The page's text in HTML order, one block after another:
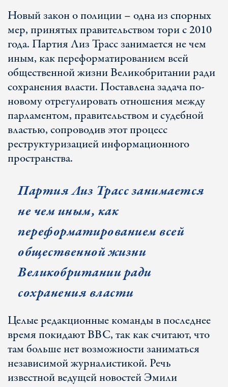
Новый закон о полиции – одна из спорных
мер, принятых правительством тори с 2010
года. Партия Лиз Трасс занимается не чем
иным, как переформатированием всей
общественной жизни Великобритании ради
сохранения власти. Поставлена задача по-
новому отрегулировать отношения между
парламентом, правительством и судебной
властью, сопроводив этот процесс
реструктуризацией информационного
пространства.
Партия Лиз Трасс занимается
не чем иным, как
переформатированием всей
общественной жизни
Великобритании ради
сохранения власти
Целые редакционные команды в последнее
время покидают BBC, так как считают, что
там больше нет возможности заниматься
независимой журналистикой. Речь
известной ведущей новостей Эмили